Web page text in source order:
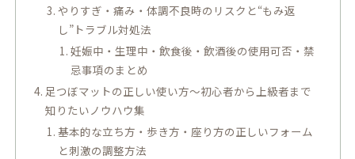
やりすぎ・痛み・体調不良時のリスクと“もみ返
し”トラブル対処法
妊娠中・生理中・飲食後・飲酒後の使用可否・禁
忌事項のまとめ
足つぼマットの正しい使い方～初心者から上級者まで
知りたいノウハウ集
基本的な立ち方・歩き方・座り方の正しいフォーム
と刺激の調整方法